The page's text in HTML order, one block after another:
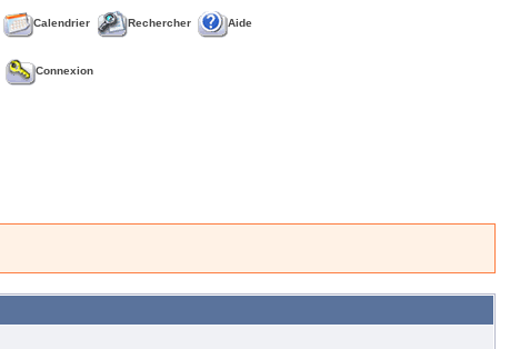
Calendrier Rechercher Aide
Connexion